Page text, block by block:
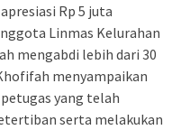
Rp 5 juta
Linmas Kelurahan
mengabdi lebih dari 30
menyampaikan
yang telah
serta melakukan